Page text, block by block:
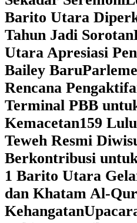
Barito Utara
Tahun Jadi Sorotan
Utara Apresiasi
Bailey Baru
Rencana
Terminal PBB
Kemacetan159
Teweh Resmi
Berkontribusi
1 Barito Utara
dan Khatam Al-
Kehangatan